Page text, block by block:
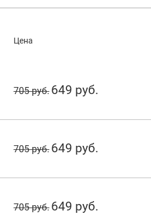
Цена
705 руб. 649 руб.
705 руб. 649 руб.
705 руб. 649 руб.